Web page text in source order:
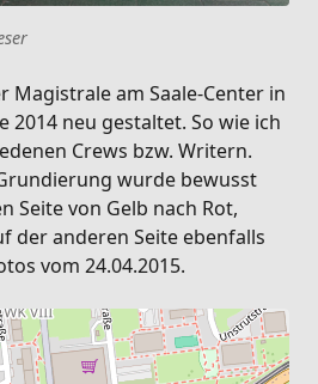
am Saale-Center in
2014 neu gestaltet. So wie ich
Crews bzw. Writern.
wurde bewusst
Seite von Gelb nach Rot,
der anderen Seite ebenfalls
vom 24.04.2015.